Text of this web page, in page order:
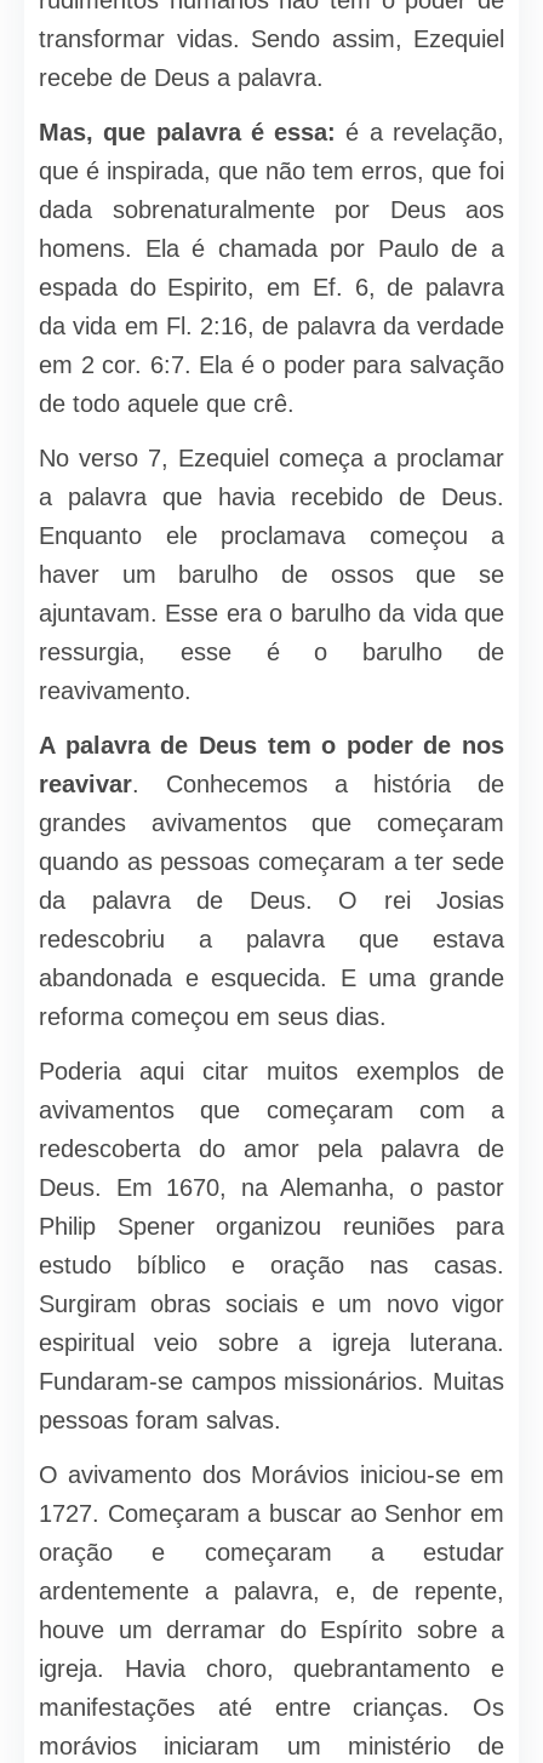
transformar vidas. Sendo assim, Ezequiel
recebe de Deus a palavra.
Mas, que palavra é essa: é a revelação,
que é inspirada, que não tem erros, que foi
dada sobrenaturalmente por Deus aos
homens. Ela é chamada por Paulo de a
espada do Espirito, em Ef. 6, de palavra
da vida em Fl. 2:16, de palavra da verdade
em 2 cor. 6:7. Ela é o poder para salvação
de todo aquele que crê.
No verso 7, Ezequiel começa a proclamar
a palavra que havia recebido de Deus.
Enquanto ele proclamava começou a
haver um barulho de ossos que se
ajuntavam. Esse era o barulho da vida que
ressurgia, esse é o barulho de
reavivamento.
A palavra de Deus tem o poder de nos
reavivar. Conhecemos a história de
grandes avivamentos que começaram
quando as pessoas começaram a ter sede
da palavra de Deus. O rei Josias
redescobriu a palavra que estava
abandonada e esquecida. E uma grande
reforma começou em seus dias.
Poderia aqui citar muitos exemplos de
avivamentos que começaram com a
redescoberta do amor pela palavra de
Deus. Em 1670, na Alemanha, o pastor
Philip Spener organizou reuniões para
estudo bíblico e oração nas casas.
Surgiram obras sociais e um novo vigor
espiritual veio sobre a igreja luterana.
Fundaram-se campos missionários. Muitas
pessoas foram salvas.
O avivamento dos Morávios iniciou-se em
1727. Começaram a buscar ao Senhor em
oração e começaram a estudar
ardentemente a palavra, e, de repente,
houve um derramar do Espírito sobre a
igreja. Havia choro, quebrantamento e
manifestações até entre crianças. Os
morávios iniciaram um ministério de